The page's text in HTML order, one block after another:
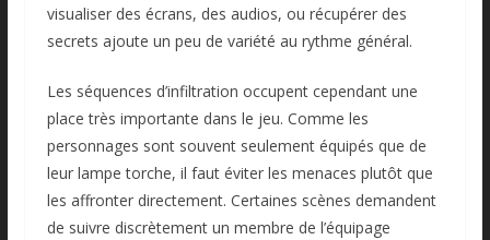
visualiser des écrans, des audios, ou récupérer des
secrets ajoute un peu de variété au rythme général.
Les séquences d’infiltration occupent cependant une
place très importante dans le jeu. Comme les
personnages sont souvent seulement équipés que de
leur lampe torche, il faut éviter les menaces plutôt que
les affronter directement. Certaines scènes demandent
de suivre discrètement un membre de l’équipage